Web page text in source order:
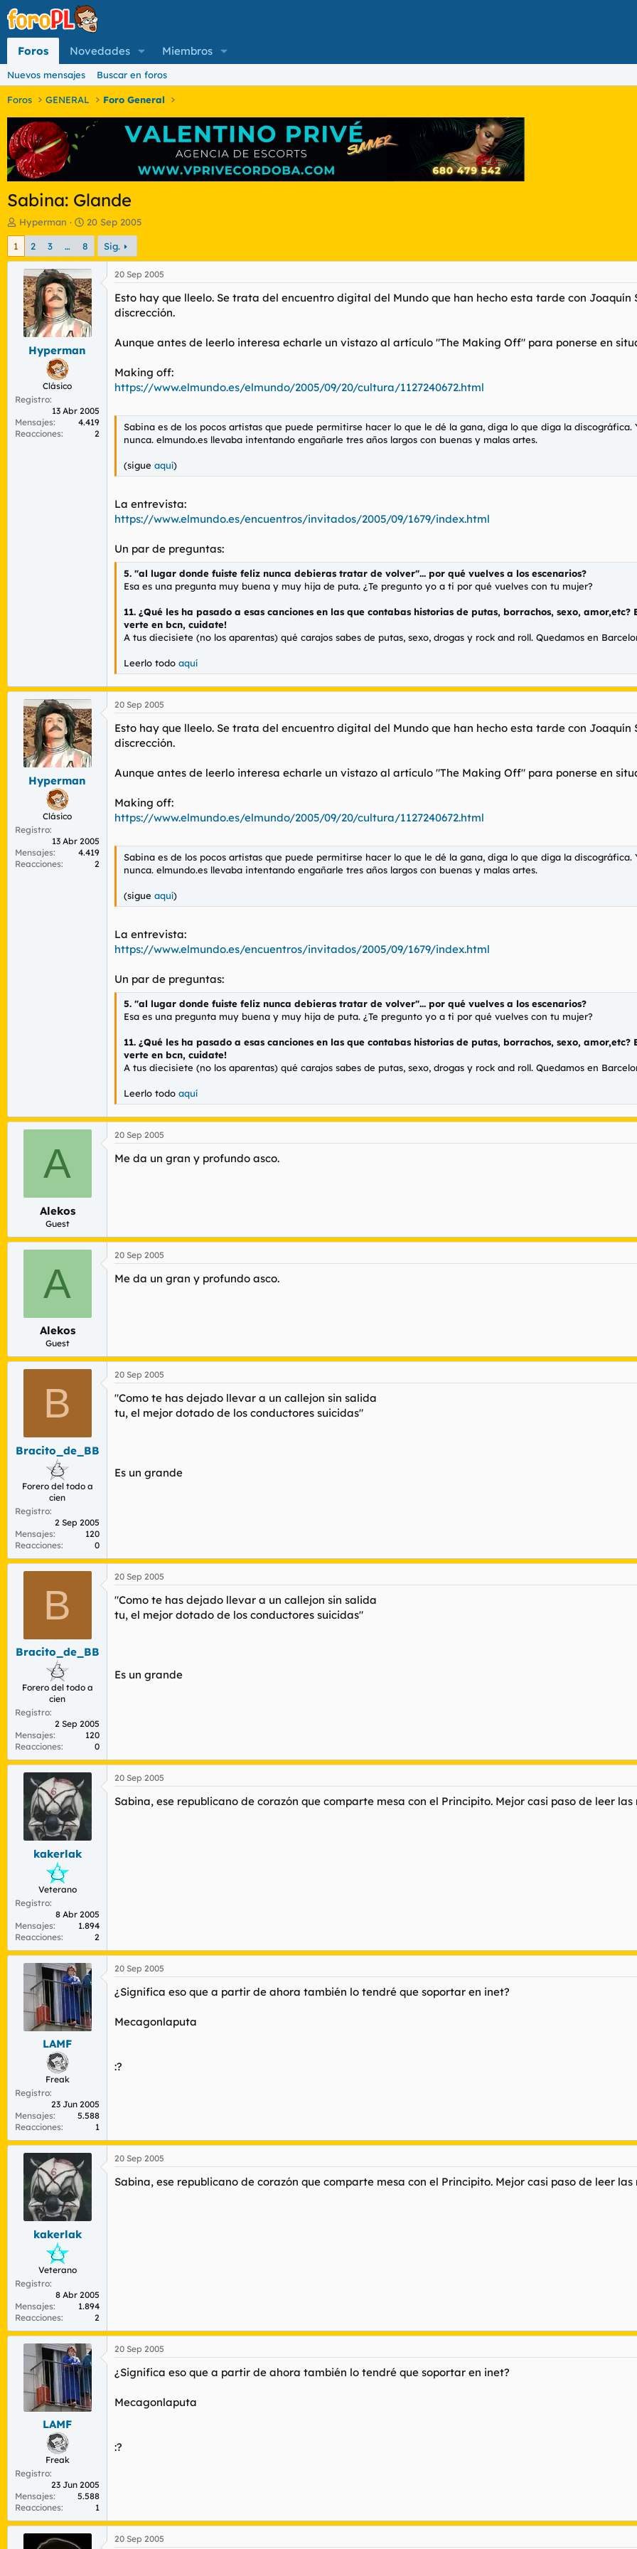
Foros Novedades Miembros
Nuevos mensajes Buscar en foros
Foros GENERAL Foro General
Sabina: Glande
I
n
c
a
d
o
d
m
Hyperman
F
e
c
h
a
d
e
i
n
i
20 Sep 2005
1 2 3 … 8 Sig.
Hyperman
Clásico
Registro
13 Abr 2005
Mensajes
4.419
Reacciones
2
20 Sep 2005
Esto hay que lleelo. Se trata del encuentro digital del Mundo que han hecho esta tarde con
discrección.
Aunque antes de leerlo interesa echarle un vistazo al artículo "The Making Off" para ponerse en
Making off:
https://www.elmundo.es/elmundo/2005/09/20/cultura/1127240672.html
Sabina es de los pocos artistas que puede permitirse hacer lo que le dé la gana, diga lo que diga la
nunca. elmundo.es llevaba intentando engañarle tres años largos con buenas y malas artes.
(sigue aquí)
La entrevista:
https://www.elmundo.es/encuentros/invitados/2005/09/1679/index.html
Un par de preguntas:
5. "al lugar donde fuiste feliz nunca debieras tratar de volver"... por qué vuelves a los escenarios?
Esa es una pregunta muy buena y muy hija de puta. ¿Te pregunto yo a ti por qué vuelves con tu mujer?
11. ¿Qué les ha pasado a esas canciones en las que contabas historias de putas, borrachos, sexo,
verte en bcn, cuidate!
A tus diecisiete (no los aparentas) qué carajos sabes de putas, sexo, drogas y rock and roll. Quedamos en
Leerlo todo aquí
Hyperman
Clásico
Registro
13 Abr 2005
Mensajes
4.419
Reacciones
2
20 Sep 2005
Esto hay que lleelo. Se trata del encuentro digital del Mundo que han hecho esta tarde con
discrección.
Aunque antes de leerlo interesa echarle un vistazo al artículo "The Making Off" para ponerse en
Making off:
https://www.elmundo.es/elmundo/2005/09/20/cultura/1127240672.html
Sabina es de los pocos artistas que puede permitirse hacer lo que le dé la gana, diga lo que diga la
nunca. elmundo.es llevaba intentando engañarle tres años largos con buenas y malas artes.
(sigue aquí)
La entrevista:
https://www.elmundo.es/encuentros/invitados/2005/09/1679/index.html
Un par de preguntas:
5. "al lugar donde fuiste feliz nunca debieras tratar de volver"... por qué vuelves a los escenarios?
Esa es una pregunta muy buena y muy hija de puta. ¿Te pregunto yo a ti por qué vuelves con tu mujer?
11. ¿Qué les ha pasado a esas canciones en las que contabas historias de putas, borrachos, sexo,
verte en bcn, cuidate!
A tus diecisiete (no los aparentas) qué carajos sabes de putas, sexo, drogas y rock and roll. Quedamos en
Leerlo todo aquí
A
Alekos
Guest
20 Sep 2005
Me da un gran y profundo asco.
A
Alekos
Guest
20 Sep 2005
Me da un gran y profundo asco.
B
Bracito_de_BB
Forero del todo a
cien
Registro
2 Sep 2005
Mensajes
120
Reacciones
0
20 Sep 2005
"Como te has dejado llevar a un callejon sin salida
tu, el mejor dotado de los conductores suicidas"
Es un grande
B
Bracito_de_BB
Forero del todo a
cien
Registro
2 Sep 2005
Mensajes
120
Reacciones
0
20 Sep 2005
"Como te has dejado llevar a un callejon sin salida
tu, el mejor dotado de los conductores suicidas"
Es un grande
kakerlak
Veterano
Registro
8 Abr 2005
Mensajes
1.894
Reacciones
2
20 Sep 2005
Sabina, ese republicano de corazón que comparte mesa con el Principito. Mejor casi paso de leer
LAMF
Freak
Registro
23 Jun 2005
Mensajes
5.588
Reacciones
1
20 Sep 2005
¿Significa eso que a partir de ahora también lo tendré que soportar en inet?
Mecagonlaputa
:?
kakerlak
Veterano
Registro
8 Abr 2005
Mensajes
1.894
Reacciones
2
20 Sep 2005
Sabina, ese republicano de corazón que comparte mesa con el Principito. Mejor casi paso de leer
LAMF
Freak
Registro
23 Jun 2005
Mensajes
5.588
Reacciones
1
20 Sep 2005
¿Significa eso que a partir de ahora también lo tendré que soportar en inet?
Mecagonlaputa
:?
20 Sep 2005